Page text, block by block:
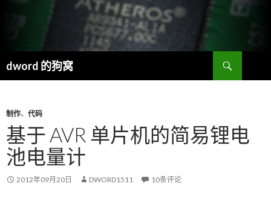
dword 的狗窝
索
文
制作、 代码
基于 AVR 单片机的简易锂电
池电量计
2012年09月20日 DWORD1511 10条评论